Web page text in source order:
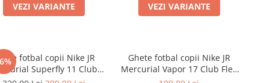
VEZI VARIANTE VEZI VARIANTE
fotbal copii Nike JR
Superfly 11 Club
MG Kylian Mbappé Lk
Ghete fotbal copii Nike JR
Mercurial Vapor 17 Club Flex
IC Ps